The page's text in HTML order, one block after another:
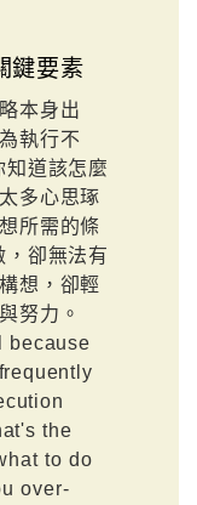
鍵要素
本身出
執行不
道該怎麼
多心思琢
所需的條
卻無法有
想，卻輕
努力。
because
the
to do
over-